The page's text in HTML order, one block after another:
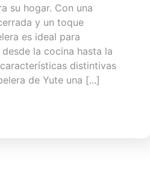
su hogar. Con una
y un toque
es ideal para
la cocina hasta la
distintivas
de Yute una [...]